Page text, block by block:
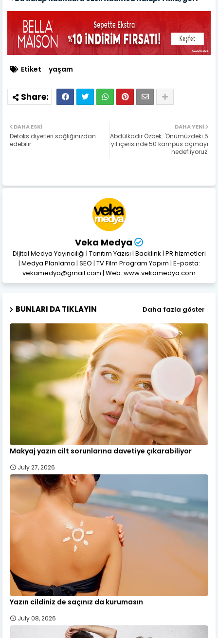
Etiket yaşam
DAHA YENI
Abdülkadir Özbek: 'Önümüzdeki 5
yıl içerisinde 50 kampüs açmayı
hedefliyoruz'
DAHA ESKI
Detoks diyetleri sağlığınızdan
edebilir
Veka Medya
Dijital Medya Yayıncılığı | Tanıtım Yazısı | Backlink | PR hizmetleri
| Medya Planlama | SEO | TV Film Program Yapım | E-posta:
vekamedya@gmail.com | Web: www.vekamedya.com
BUNLARI DA TIKLAYIN Daha fazla göster
Makyaj yazın cilt sorunlarına davetiye çıkarabiliyor
July 27, 2026
Yazın cildiniz de saçınız da kurumasın
July 08, 2026